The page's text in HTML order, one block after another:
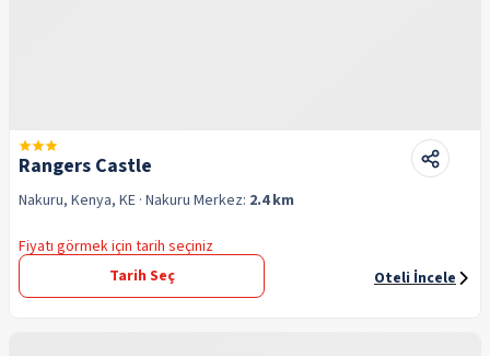
Rangers Castle
Nakuru, Kenya, KE · Nakuru Merkez: 2.4 km
Fiyatı görmek için tarih seçiniz
Tarih Seç
Oteli İncele